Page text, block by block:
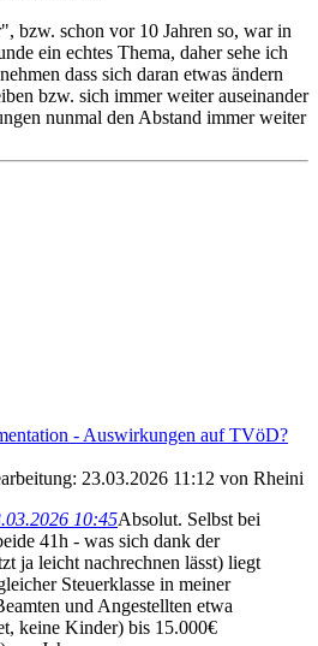
bzw. schon vor 10 Jahren so, war in
ein echtes Thema, daher sehe ich
dass sich daran etwas ändern
bzw. sich immer weiter auseinander
nunmal den Abstand immer weiter
- Auswirkungen auf TVöD?
: 23.03.2026 11:12 von Rheini
10:45Absolut. Selbst bei
41h - was sich dank der
ja leicht nachrechnen lässt) liegt
Steuerklasse in meiner
und Angestellten etwa
keine Kinder) bis 15.000€